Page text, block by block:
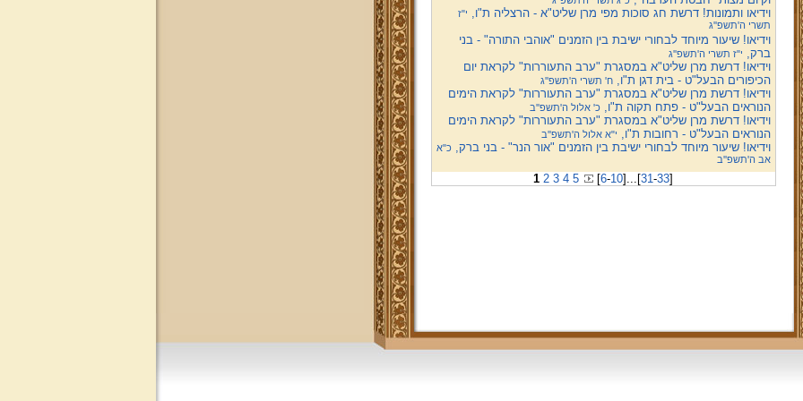
וידיאו ותמונות! דרשת חג סוכות מפי מרן שליט"א - הרצליה ת"ו, י"ז
תשרי ה'תשפ''ג
וידיאו! שיעור מיוחד לבחורי ישיבת בין הזמנים "אוהבי התורה" - בני
ברק, י"ז תשרי ה'תשפ''ג
וידיאו! דרשת מרן שליט"א במסגרת "ערב התעוררות" לקראת יום
הכיפורים הבעל"ט - בית דגן ת"ו,ח' תשרי ה'תשפ''ג
וידיאו! דרשת מרן שליט"א במסגרת "ערב התעוררות" לקראת הימים
הנוראים הבעל"ט - פתח תקוה ת"ו,כ' אלול ה'תשפ''ב
וידיאו! דרשת מרן שליט"א במסגרת "ערב התעוררות" לקראת הימים
הנוראים הבעל"ט - רחובות ת"ו, י"א אלול ה'תשפ''ב
וידיאו! שיעור מיוחד לבחורי ישיבת בין הזמנים "אור הנר" - בני ברק,כ"א
אב ה'תשפ''ב
1 2 3 4 5 [6-10] ... [31-33]